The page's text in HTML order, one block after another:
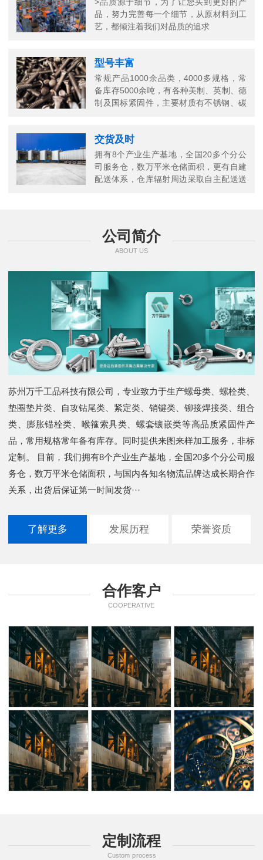
品，努力完善每一个细节，从原材料到工
艺，都倾注着我们对品质的追求
型号丰富
常规产品1000余品类，4000多规格，常
备库存5000余吨，有各种美制、英制、德
制及国标紧固件，主要材质有不锈钢、碳
交货及时
拥有8个产业生产基地，全国20多个分公
司服务仓，数万平米仓储面积，更有自建
配送体系，仓库辐射周边采取自主配送送
公司简介
ABOUT US
苏州万千工品科技有限公司，专业致力于生产螺母类、螺栓类、
垫圈垫片类、自攻钻尾类、紧定类、销键类、铆接焊接类、组合
类、膨胀锚栓类、喉箍索具类、螺套镶嵌类等高品质紧固件产
品，常用规格常年备有库存。同时提供来图来样加工服务，非标
定制。 目前，我们拥有8个产业生产基地，全国20多个分公司服
务仓，数万平米仓储面积，与国内各知名物流品牌达成长期合作
关系，出货后保证第一时间发货···
了解更多 发展历程 荣誉资质
合作客户
COOPERATIVE
定制流程
Custom process